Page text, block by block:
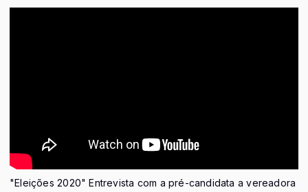
"Eleições 2020" Entrevista com a pré-candidata a vereadora